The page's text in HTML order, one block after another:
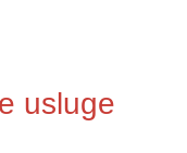
usluge